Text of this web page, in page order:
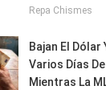
Repa Chismes
Bajan El Dólar
Varios Días
Mientras La